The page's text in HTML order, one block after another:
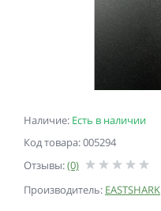
Наличие: Есть в наличии
Код товара: 005294
Отзывы:(0)
Производитель: EASTSHARK